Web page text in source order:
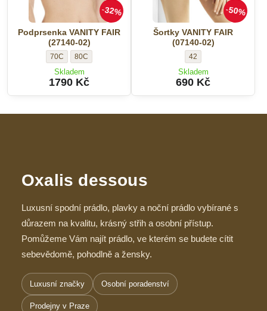
32%
Podprsenka VANITY FAIR
(27140-02)
Podprsenka
VANITY
FAIR
-
70C
Podprsenka
FAIR
-
80C
Skladem
1790 Kč
50%
Šortky VANITY FAIR
(07140-02)
Šortky
VANITY
FAIR
-
42
Skladem
690 Kč
Oxalis dessous
Luxusní spodní prádlo, plavky a noční prádlo vybírané s
důrazem na kvalitu, krásný střih a osobní přístup.
Pomůžeme Vám najít prádlo, ve kterém se budete cítit
sebevědomě, pohodlně a žensky.
Luxusní značky Osobní poradenství
Prodejny v Praze